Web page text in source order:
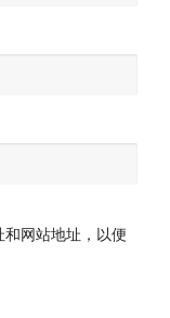
网站地址，以便